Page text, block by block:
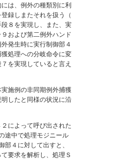
は、例外の種類別に利
録しまたそれを扱う（
８を実現し、また、実
および第二例外ハンド
発生時に実行制御部４
処理への分岐命令に変
を実現していると言え
施例の非同期例外捕獲
したと同様の状況に沿
によって呼び出された
途中で処理モジニール
部４に対して出すと、
要求を解析し、処理Ｓ